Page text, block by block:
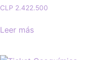
CLP 2.422.500
Leer más